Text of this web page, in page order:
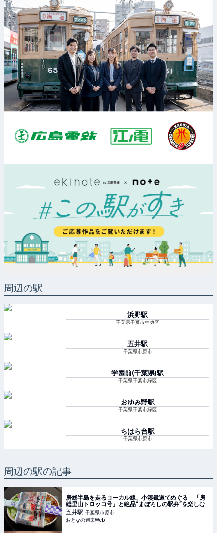
周辺の駅
浜野駅
千葉県千葉市中央区
五井駅
千葉県市原市
学園前(千葉県)駅
千葉県千葉市緑区
おゆみ野駅
千葉県千葉市緑区
ちはら台駅
千葉県市原市
周辺の駅の記事
房総半島を走るローカル線、小湊鐡道でめぐる 「房
総里山トロッコ号」と絶品“まぼろしの駅弁”を楽しむ
五井駅 千葉県市原市
おとなの週末Web